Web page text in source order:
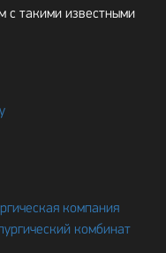
с такими известными
компания
комбинат